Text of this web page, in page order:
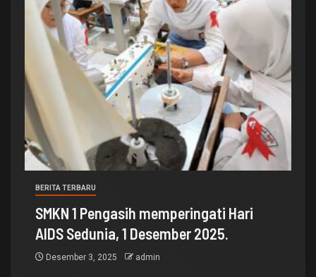
BERITA TERBARU
SMKN 1 Pengasih memperingati Hari
AIDS Sedunia, 1 Desember 2025.
Desember 3, 2025 admin